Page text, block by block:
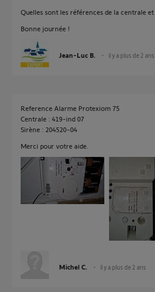
Quelles sont les références de la centrale et
Bonne journée !
Jean-Luc B. il y a plus de 2 ans
Reference Alarme Protexiom 75
Centrale : 419-ind 07
Sirène : 204520-04
Merci pour votre aide.
Michel C. il y a plus de 2 ans